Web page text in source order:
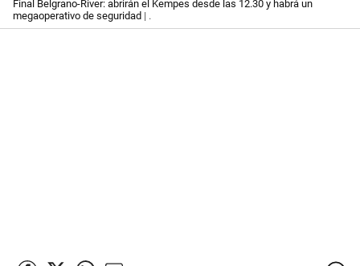
Final Belgrano-River: abrirán el Kempes desde las 12.30 y habrá un
megaoperativo de seguridad | .